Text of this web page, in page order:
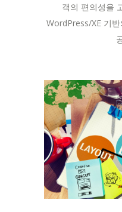
객의 편의성을
WordPress/XE 기